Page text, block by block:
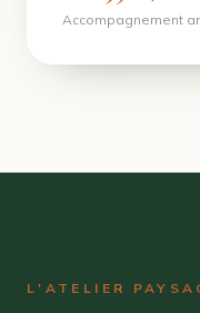
Accompagnement
L'ATELIER